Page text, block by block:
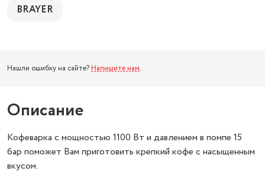
BRAYER
Нашли ошибку на сайте? Напишите нам.
Описание
Кофеварка с мощностью 1100 Вт и давлением в помпе 15
бар поможет Вам приготовить крепкий кофе с насыщенным
вкусом.